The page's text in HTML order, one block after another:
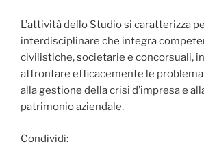
L’attività dello Studio si caratterizza
interdisciplinare che integra
civilistiche, societarie e concorsuali,
affrontare efficacemente le
alla gestione della crisi d’impresa e
patrimonio aziendale.
Condividi: